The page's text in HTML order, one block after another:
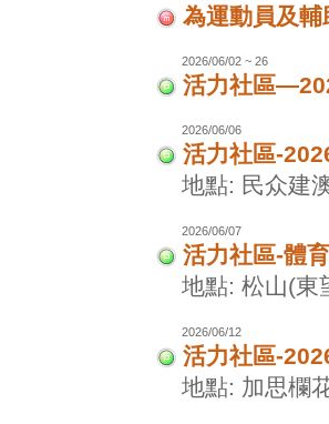
為運動員及
2026/06/02 ~ 26
活力社區
2026/06/06
活力社區-
地點: 民众建
2026/06/07
活力社區-體
地點: 松山(東
2026/06/12
活力社區-
地點: 加思欄